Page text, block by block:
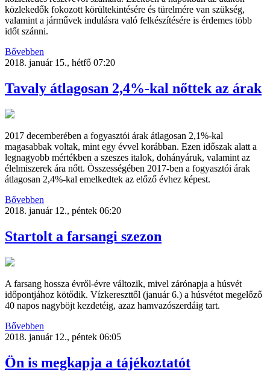
közlekedők fokozott körültekintésére és türelmére van szükség,
valamint a járművek indulásra való felkészítésére is érdemes több
időt szánni.
Bővebben
2018. január 15., hétfő 07:20
Tavaly átlagosan 2,4%-kal nőttek az árak
2017 decemberében a fogyasztói árak átlagosan 2,1%-kal
magasabbak voltak, mint egy évvel korábban. Ezen időszak alatt a
legnagyobb mértékben a szeszes italok, dohányáruk, valamint az
élelmiszerek ára nőtt. Összességében 2017-ben a fogyasztói árak
átlagosan 2,4%-kal emelkedtek az előző évhez képest.
Bővebben
2018. január 12., péntek 06:20
Startolt a farsangi szezon
A farsang hossza évről-évre változik, mivel zárónapja a húsvét
időpontjához kötődik. Vízkereszttől (január 6.) a húsvétot megelőző
40 napos nagyböjt kezdetéig, azaz hamvazószerdáig tart.
Bővebben
2018. január 12., péntek 06:05
Ön is megkapja a tájékoztatót